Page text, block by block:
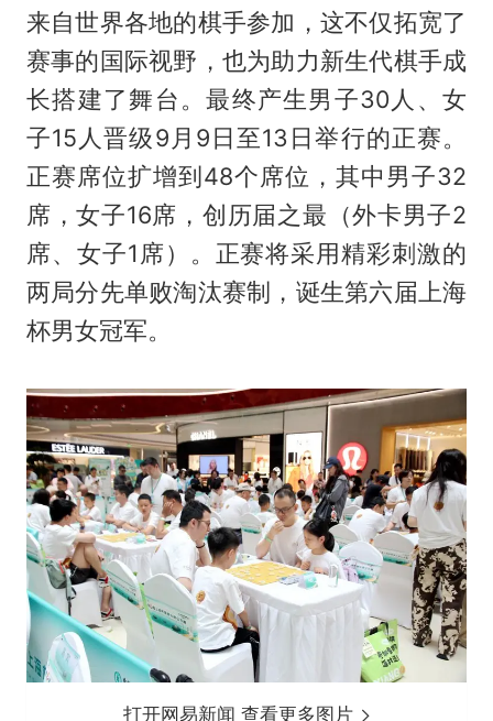
来自世界各地的棋手参加，这不仅拓宽了
赛事的国际视野，也为助力新生代棋手成
长搭建了舞台。最终产生男子30人、女
子15人晋级9月9日至13日举行的正赛。
正赛席位扩增到48个席位，其中男子32
席，女子16席，创历届之最（外卡男子2
席、女子1席）。正赛将采用精彩刺激的
两局分先单败淘汰赛制，诞生第六届上海
杯男女冠军。
打开网易新闻 查看更多图片